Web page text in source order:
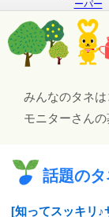
みんなのタネ
モニターさん
話題のタ
[知ってスッキリ♪